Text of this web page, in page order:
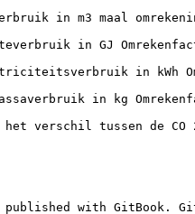
in m3 maal
in GJ
in kWh
in kg
het verschil tussen de
with GitBook.